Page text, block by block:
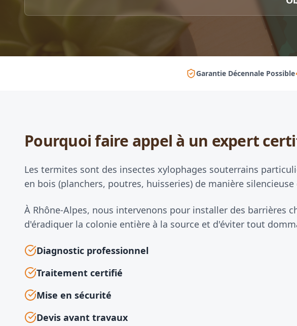
Garantie Décennale Possible
Pourquoi faire appel à un expert
Les termites sont des insectes xylophages souterrains
en bois (planchers, poutres, huisseries) de manière
À Rhône-Alpes, nous intervenons pour installer des
d'éradiquer la colonie entière à la source et d'éviter tout
Diagnostic professionnel
Traitement certifié
Mise en sécurité
Devis avant travaux